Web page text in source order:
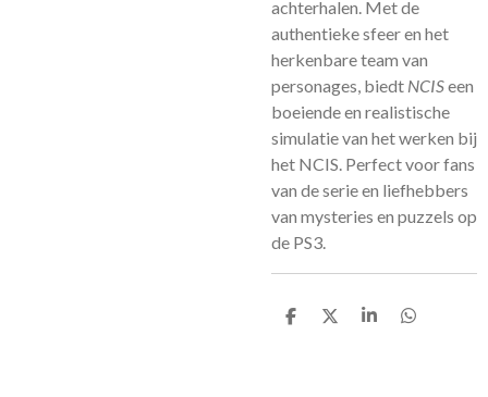
achterhalen. Met de
authentieke sfeer en het
herkenbare team van
personages, biedt NCISeen
boeiende en realistische
simulatie van het werken bij
het NCIS. Perfect voor fans
van de serie en liefhebbers
van mysteries en puzzels op
de PS3.
D
D
S
D